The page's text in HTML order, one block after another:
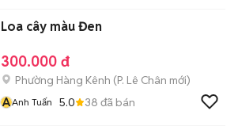
Loa cây màu Đen
300.000 đ
Phường Hàng Kênh (P. Lê Chân mới)
AAnh Tuấn 5.0 38 đã bán